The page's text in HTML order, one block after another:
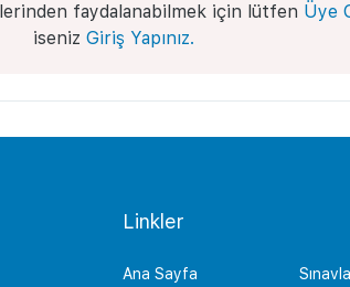
faydalanabilmek için lütfen Üye
iseniz Giriş Yapınız.
Linkler
Ana Sayfa